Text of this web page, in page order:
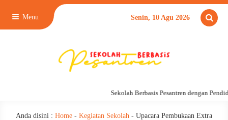
Menu Senin, 10 Agu 2026
Sekolah Berbasis Pesantren dengan
Anda disini : Home - Kegiatan Sekolah - Upacara Pembukaan Extra